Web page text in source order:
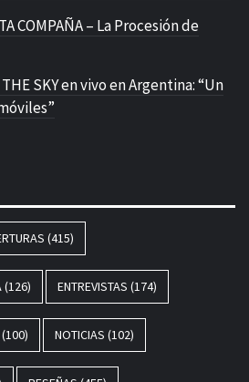
COMPAÑA – La Procesión de
THE SKY en vivo en Argentina: “Un
(415)
(126) ENTREVISTAS (174)
(100) NOTICIAS (102)